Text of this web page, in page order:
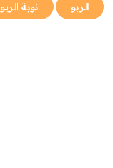
الربو نوبة الربو